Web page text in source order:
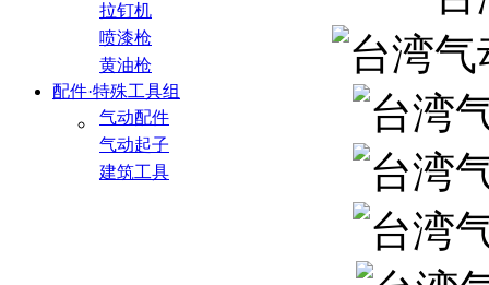
拉钉机
喷漆枪
黄油枪
配件·特殊工具组
气动配件
气动起子
建筑工具